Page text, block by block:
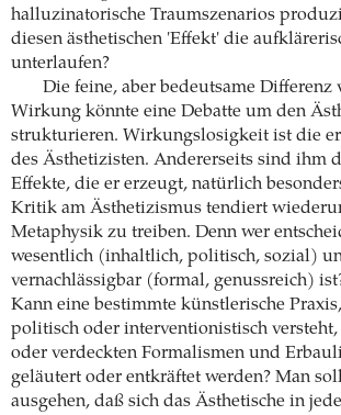
halluzinatorische Traumszenarios
diesen ästhetischen 'Effekt' die
unterlaufen?
Die feine, aber bedeutsame Differenz
Wirkung könnte eine Debatte um den
strukturieren. Wirkungslosigkeit ist die
des Ästhetizisten. Andererseits sind ihm
Effekte, die er erzeugt, natürlich
Kritik am Ästhetizismus tendiert
Metaphysik zu treiben. Denn wer
wesentlich (inhaltlich, politisch, sozial)
vernachlässigbar (formal, genussreich)
Kann eine bestimmte künstlerische
politisch oder interventionistisch
oder verdeckten Formalismen und
geläutert oder entkräftet werden? Man
ausgehen, daß sich das Ästhetische in